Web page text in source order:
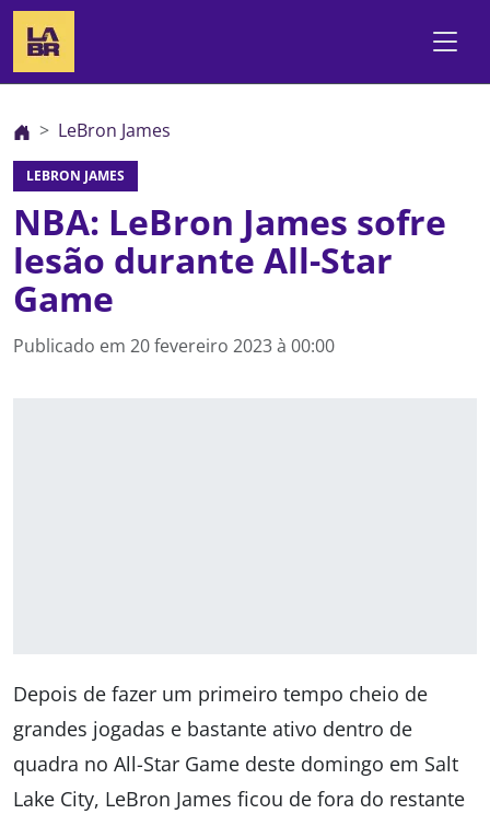
LeBron James
LEBRON JAMES
NBA: LeBron James sofre
lesão durante All-Star
Game
Publicado em 20 fevereiro 2023 à 00:00
Depois de fazer um primeiro tempo cheio de
grandes jogadas e bastante ativo dentro de
quadra no All-Star Game deste domingo em Salt
Lake City, LeBron James ficou de fora do restante